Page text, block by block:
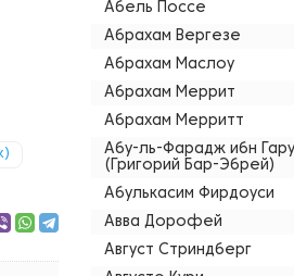
Абель Поссе
Абрахам Вергезе
Абрахам Маслоу
Абрахам Меррит
Абрахам Мерритт
Абу-ль-Фарадж ибн
(Григорий Бар-Эбрей)
Абулькасим Фирдоуси
Авва Дорофей
Август Стриндберг